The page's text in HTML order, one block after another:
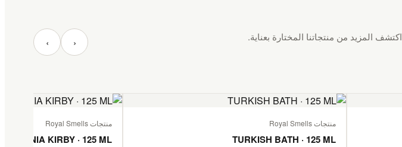
اكتشف المزيد من منتجاتنا المختارة بعناية. ‹ ›
منتجات Royal Smells
TURKISH BATH · 125 ML
منتجات Royal Smells
TANZANIA KIRBY · 125 ML